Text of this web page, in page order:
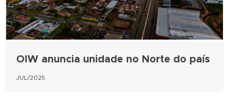
OIW anuncia unidade no Norte do país
JUL/2025